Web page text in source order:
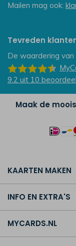
Mailen mag ook:
Tevreden
De waardering van
9.2 uit 10
Maak de
KAARTEN MAKEN
INFO EN EXTRA'S
MYCARDS.NL